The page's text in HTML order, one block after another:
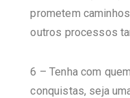
prometem
outros processos
6 – Tenha com
conquistas, seja